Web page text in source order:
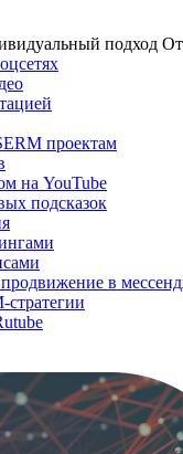
подход От
проектам
на YouTube
подсказок
в
стратегии